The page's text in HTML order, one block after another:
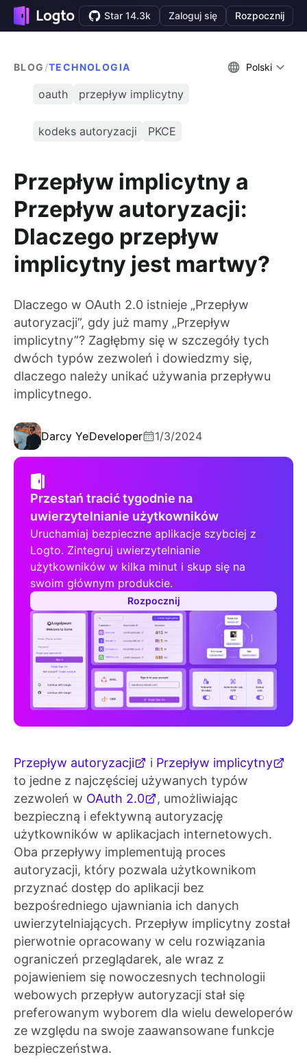
Star 14.3k Zaloguj się Rozpocznij
BLOG /TECHNOLOGIA Polski
oauth przepływ implicytny
kodeks autoryzacji PKCE
Przepływ implicytny a
Przepływ autoryzacji:
Dlaczego przepływ
implicytny jest martwy?
Dlaczego w OAuth 2.0 istnieje „Przepływ
autoryzacji”, gdy już mamy „Przepływ
implicytny”? Zagłębmy się w szczegóły tych
dwóch typów zezwoleń i dowiedzmy się,
dlaczego należy unikać używania przepływu
implicytnego.
Darcy YeDeveloper 1/3/2024
Przestań tracić tygodnie na
uwierzytelnianie użytkowników
Uruchamiaj bezpieczne aplikacje szybciej z
Logto. Zintegruj uwierzytelnianie
użytkowników w kilka minut i skup się na
swoim głównym produkcie.
Rozpocznij
Przepływ autoryzacji i Przepływ implicytny
to jedne z najczęściej używanych typów
zezwoleń w OAuth 2.0
, umożliwiając
bezpieczną i efektywną autoryzację
użytkowników w aplikacjach internetowych.
Oba przepływy implementują proces
autoryzacji, który pozwala użytkownikom
przyznać dostęp do aplikacji bez
bezpośredniego ujawniania ich danych
uwierzytelniających. Przepływ implicytny został
pierwotnie opracowany w celu rozwiązania
ograniczeń przeglądarek, ale wraz z
pojawieniem się nowoczesnych technologii
webowych przepływ autoryzacji stał się
preferowanym wyborem dla wielu deweloperów
ze względu na swoje zaawansowane funkcje
bezpieczeństwa.